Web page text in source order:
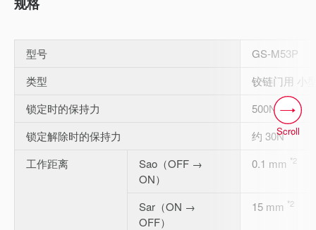
型号
GS-M53P
类型
铰链门用 小
锁定时的保持力
500N
锁定解除时的保持力
约 30N*1
工作距离
Sao（OFF →
ON）
0.1 mm *2
Sar（ON →
OFF）
15 mm *2
Scroll